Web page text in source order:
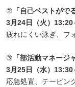
② 「自己ベストがで
3月24日（火）
疲れにくい泳ぎ、フ
③ 「部活動マネージ
3月25日（水）
応急処置、テーピン